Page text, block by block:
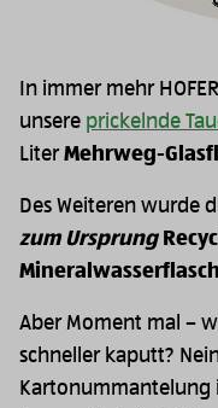
In immer mehr
unsere prickelnde
LiterMehrweg-
Des Weiteren wurde
zum Ursprung
Aber Moment mal –
schneller kaputt?
Kartonummantelung